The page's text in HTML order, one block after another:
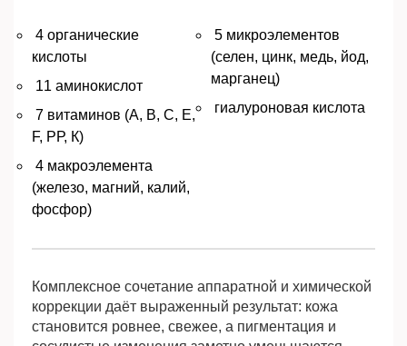
4 органические
кислоты
11 аминокислот
7 витаминов (А, В, С, Е,
F, РР, К)
4 макроэлемента
(железо, магний, калий,
фосфор)
5 микроэлементов
(селен, цинк, медь, йод,
марганец)
гиалуроновая кислота
Комплексное сочетание аппаратной и химической
коррекции даёт выраженный результат: кожа
становится ровнее, свежее, а пигментация и